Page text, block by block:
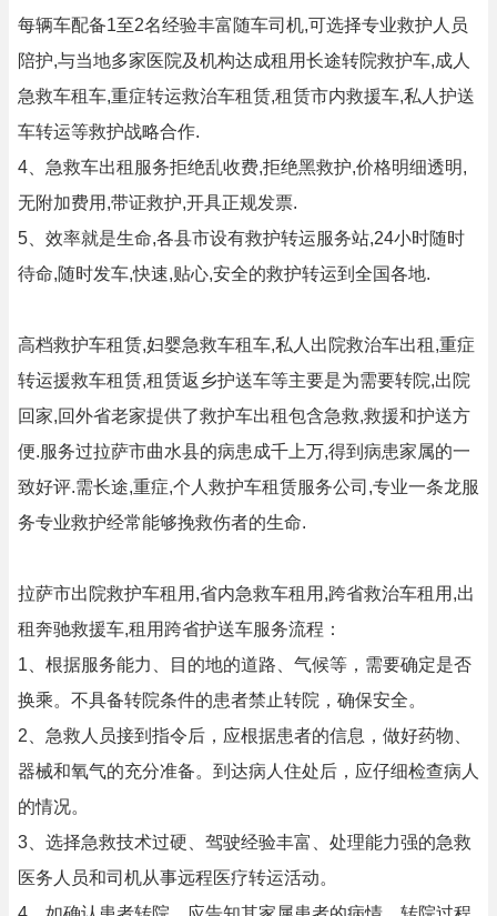
每辆车配备1至2名经验丰富随车司机,可选择专业救护人员
陪护,与当地多家医院及机构达成租用长途转院救护车,成人
急救车租车,重症转运救治车租赁,租赁市内救援车,私人护送
车转运等救护战略合作.
4、急救车出租服务拒绝乱收费,拒绝黑救护,价格明细透明,
无附加费用,带证救护,开具正规发票.
5、效率就是生命,各县市设有救护转运服务站,24小时随时
待命,随时发车,快速,贴心,安全的救护转运到全国各地.
高档救护车租赁,妇婴急救车租车,私人出院救治车出租,重症
转运援救车租赁,租赁返乡护送车等主要是为需要转院,出院
回家,回外省老家提供了救护车出租包含急救,救援和护送方
便.服务过拉萨市曲水县的病患成千上万,得到病患家属的一
致好评.需长途,重症,个人救护车租赁服务公司,专业一条龙服
务专业救护经常能够挽救伤者的生命.
拉萨市出院救护车租用,省内急救车租用,跨省救治车租用,出
租奔驰救援车,租用跨省护送车服务流程：
1、根据服务能力、目的地的道路、气候等，需要确定是否
换乘。不具备转院条件的患者禁止转院，确保安全。
2、急救人员接到指令后，应根据患者的信息，做好药物、
器械和氧气的充分准备。到达病人住处后，应仔细检查病人
的情况。
3、选择急救技术过硬、驾驶经验丰富、处理能力强的急救
医务人员和司机从事远程医疗转运活动。